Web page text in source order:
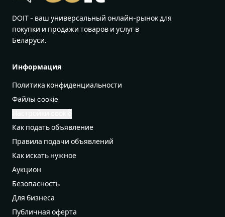
DOIT - ваш универсальный онлайн-рынок для
покупки и продажи товаров и услуг в
Беларуси.
Информация
Политика конфиденциальности
Файлы cookie
Как подать объявление
Правила подачи объявлений
Как искать нужное
Аукцион
Безопасность
Для бизнеса
Публичная оферта